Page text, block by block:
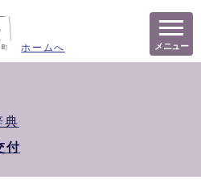
ホームへ メニュー
典
付